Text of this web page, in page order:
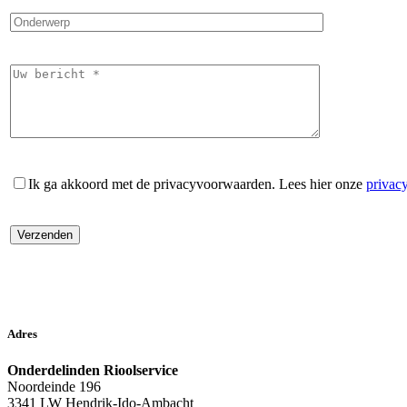
Ik ga akkoord met de privacyvoorwaarden. Lees hier onze
Adres
Onderdelinden Rioolservice
Noordeinde 196
3341 LW Hendrik-Ido-Ambacht